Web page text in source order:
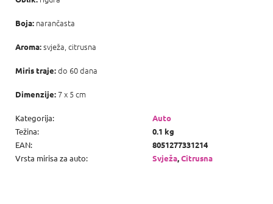
Boja: narančasta
Aroma:svježa, citrusna
Miris traje:do 60 dana
Dimenzije:7 x 5 cm
Kategorija:
Auto
Težina:
0.1 kg
EAN:
8051277331214
Vrsta mirisa za auto: Svježa,Citrusna